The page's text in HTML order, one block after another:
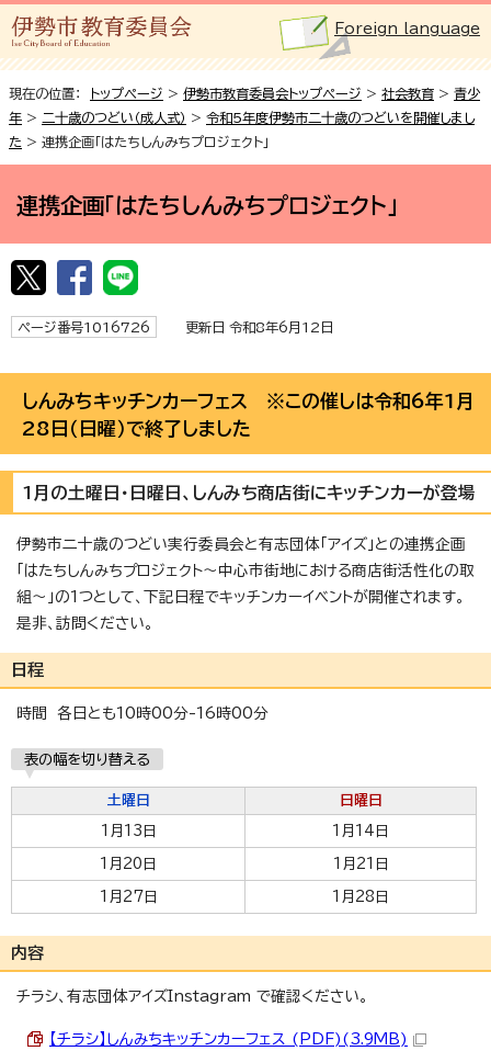
Foreign language
現在の位置： トップページ > 伊勢市教育委員会トップページ > 社会教育 > 青少
年 > 二十歳のつどい（成人式） > 令和5年度伊勢市二十歳のつどいを開催しまし
た > 連携企画「はたちしんみちプロジェクト」
連携企画「はたちしんみちプロジェクト」
ページ番号1016726 更新日 令和8年6月12日
しんみちキッチンカーフェス ※この催しは令和6年1月
28日（日曜）で終了しました
1月の土曜日・日曜日、しんみち商店街にキッチンカーが登場
伊勢市二十歳のつどい実行委員会と有志団体「アイズ」との連携企画
「はたちしんみちプロジェクト～中心市街地における商店街活性化の取
組～」の1つとして、下記日程でキッチンカーイベントが開催されます。
是非、訪問ください。
日程
時間 各日とも10時00分-16時00分
表の幅を切り替える
土曜日 日曜日
1月13日 1月14日
1月20日 1月21日
1月27日 1月28日
内容
チラシ、有志団体アイズInstagram で確認ください。
【チラシ】しんみちキッチンカーフェス (PDF)(3.9MB)